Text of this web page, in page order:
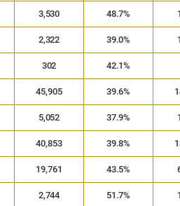
3,530 48.7%
2,322 39.0%
302 42.1%
45,905 39.6%
5,052 37.9%
40,853 39.8%
19,761 43.5%
2,744 51.7%